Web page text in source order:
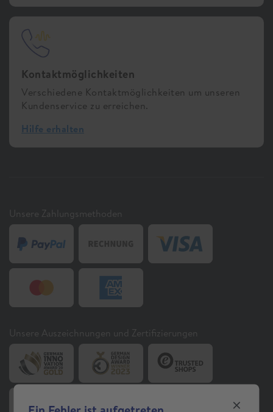
Kontaktmöglichkeiten
Verschiedene Kontaktmöglichkeiten um unseren
Kundenservice zu erreichen.
Hilfe erhalten
Unsere Zahlungsmethoden
Unsere Auszeichnungen und Zertifizierungen